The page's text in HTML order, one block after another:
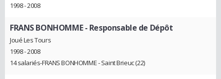
1998 - 2008
FRANS BONHOMME- Responsable de Dépôt
Joué Les Tours
1998 - 2008
14 salariés-FRANS BONHOMME - Saint Brieuc (22)